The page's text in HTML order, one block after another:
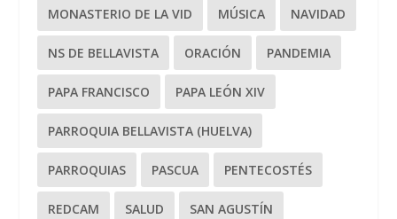
MONASTERIO DE LA VID MÚSICA NAVIDAD
NS DE BELLAVISTA ORACIÓN PANDEMIA
PAPA FRANCISCO PAPA LEÓN XIV
PARROQUIA BELLAVISTA (HUELVA)
PARROQUIAS PASCUA PENTECOSTÉS
REDCAM SALUD SAN AGUSTÍN